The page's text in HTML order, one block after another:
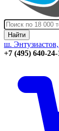
Найти
ш.
+7 (495) 640-24-